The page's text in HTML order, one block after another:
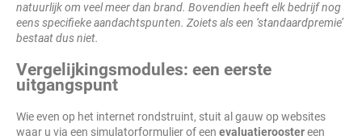
natuurlijk om veel meer dan brand. Bovendien heeft elk bedrijf nog
eens specifieke aandachtspunten. Zoiets als een ‘standaardpremie’
bestaat dus niet.
Vergelijkingsmodules: een eerste
uitgangspunt
Wie even op het internet rondstruint, stuit al gauw op websites
waar u via een simulatorformulier of een evaluatieroostereen